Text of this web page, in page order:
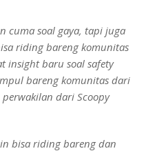
cuma soal gaya, tapi juga
riding bareng komunitas
insight baru soal safety
bareng komunitas dari
dari Scoopy
bisa riding bareng dan